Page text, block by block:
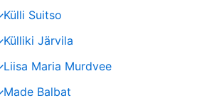
Külli Suitso
Külliki Järvila
Liisa Maria Murdvee
Made Balbat